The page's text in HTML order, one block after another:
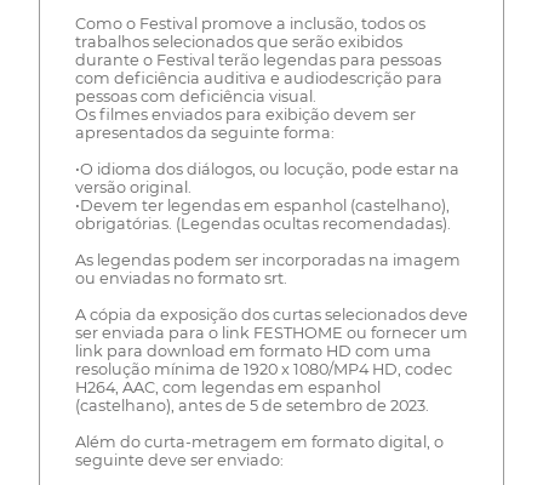
Como o Festival promove a inclusão, todos os
trabalhos selecionados que serão exibidos
durante o Festival terão legendas para pessoas
com deficiência auditiva e audiodescrição para
pessoas com deficiência visual.
Os filmes enviados para exibição devem ser
apresentados da seguinte forma:
•O idioma dos diálogos, ou locução, pode estar na
versão original.
•Devem ter legendas em espanhol (castelhano),
obrigatórias. (Legendas ocultas recomendadas).
As legendas podem ser incorporadas na imagem
ou enviadas no formato srt.
A cópia da exposição dos curtas selecionados deve
ser enviada para o link FESTHOME ou fornecer um
link para download em formato HD com uma
resolução mínima de 1920 x 1080/MP4 HD, codec
H264, AAC, com legendas em espanhol
(castelhano), antes de 5 de setembro de 2023.
Além do curta-metragem em formato digital, o
seguinte deve ser enviado: